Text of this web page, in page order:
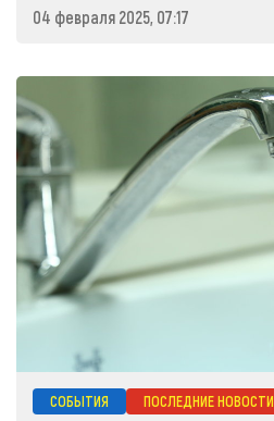
04 февраля 2025, 07:17
СОБЫТИЯ ПОСЛЕДНИЕ НОВОСТИ